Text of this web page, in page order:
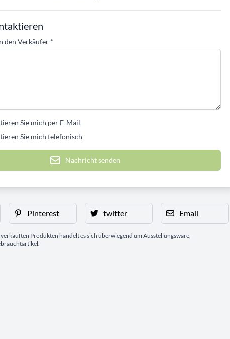
den Verkäufer *
Sie mich per E-Mail
Sie mich telefonisch
Nachricht senden
Pinterest twitter Email
Produkten handelt es sich überwiegend um Ausstellungsware,